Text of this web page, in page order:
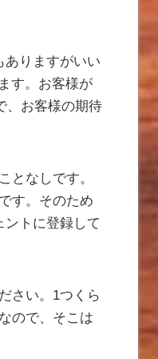
ありますがいい
す。お客様が
、お客様の期待
となしです。
す。そのため
トに登録して
さい。1つくら
ので、そこは